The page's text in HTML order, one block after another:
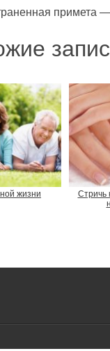
примета
жизни
Стричь